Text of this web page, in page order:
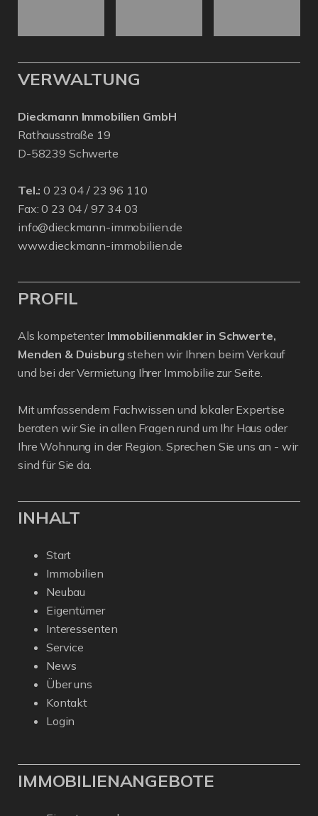
VERWALTUNG
Dieckmann Immobilien GmbH
Rathausstraße 19
D-58239 Schwerte
Tel.: 0 23 04 / 23 96 110
Fax: 0 23 04 / 97 34 03
info@dieckmann-immobilien.de
www.dieckmann-immobilien.de
PROFIL
Als kompetenter Immobilienmakler in Schwerte,
Menden & Duisburg stehen wir Ihnen beim Verkauf
und bei der Vermietung Ihrer Immobilie zur Seite.
Mit umfassendem Fachwissen und lokaler Expertise
beraten wir Sie in allen Fragen rund um Ihr Haus oder
Ihre Wohnung in der Region. Sprechen Sie uns an - wir
sind für Sie da.
INHALT
Start
Immobilien
Neubau
Eigentümer
Interessenten
Service
News
Über uns
Kontakt
Login
IMMOBILIENANGEBOTE